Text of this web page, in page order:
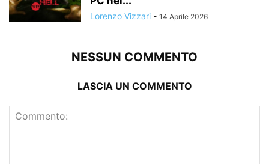
Lorenzo Vizzari - 14 Aprile 2026
NESSUN COMMENTO
LASCIA UN COMMENTO